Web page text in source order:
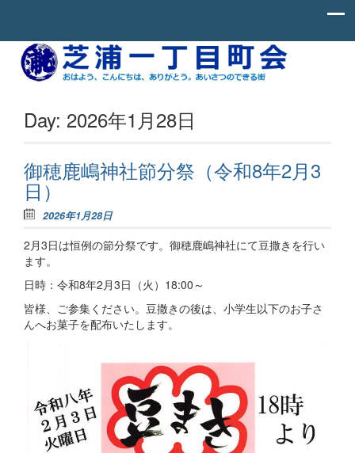
Skip to content
芝
一
丁
町
会
お
は
よ
こ
ん
わ、
あ
り
が
と
あ
い
さ
つ
の
で
き
る
Day: 2026年1月28日
御穂鹿嶋神社節分祭（令和8年2月3
日）
2026年1月28日
2月3日は恒例の節分祭です。御穂鹿嶋神社にて豆撒きを行い
ます。
日時：令和8年2月3日（火）18:00～
皆様、ご参集ください。豆撒きの後は、小学生以下のお子さ
んへお菓子を配布いたします。